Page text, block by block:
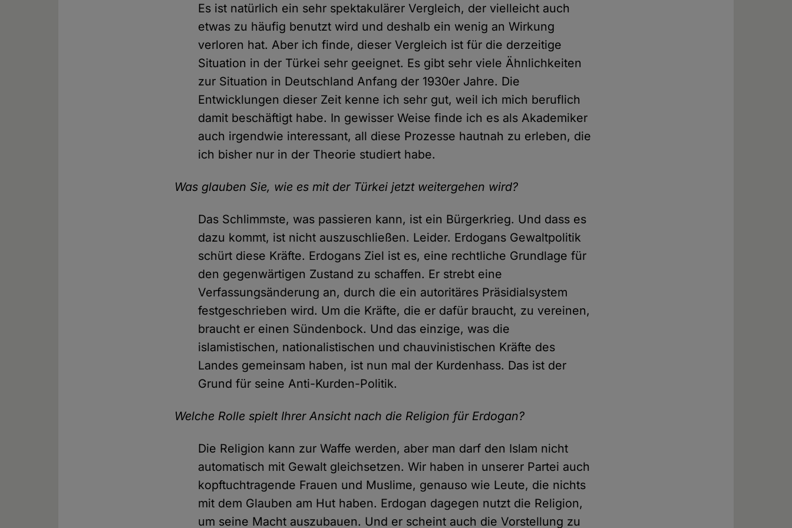
Es ist natürlich ein sehr spektakulärer Vergleich, der vielleicht auch
etwas zu häufig benutzt wird und deshalb ein wenig an Wirkung
verloren hat. Aber ich finde, dieser Vergleich ist für die derzeitige
Situation in der Türkei sehr geeignet. Es gibt sehr viele Ähnlichkeiten
zur Situation in Deutschland Anfang der 1930er Jahre. Die
Entwicklungen dieser Zeit kenne ich sehr gut, weil ich mich beruflich
damit beschäftigt habe. In gewisser Weise finde ich es als Akademiker
auch irgendwie interessant, all diese Prozesse hautnah zu erleben, die
ich bisher nur in der Theorie studiert habe.
Was glauben Sie, wie es mit der Türkei jetzt weitergehen wird?
Das Schlimmste, was passieren kann, ist ein Bürgerkrieg. Und dass es
dazu kommt, ist nicht auszuschließen. Leider. Erdogans Gewaltpolitik
schürt diese Kräfte. Erdogans Ziel ist es, eine rechtliche Grundlage für
den gegenwärtigen Zustand zu schaffen. Er strebt eine
Verfassungsänderung an, durch die ein autoritäres Präsidialsystem
festgeschrieben wird. Um die Kräfte, die er dafür braucht, zu vereinen,
braucht er einen Sündenbock. Und das einzige, was die
islamistischen, nationalistischen und chauvinistischen Kräfte des
Landes gemeinsam haben, ist nun mal der Kurdenhass. Das ist der
Grund für seine Anti-Kurden-Politik.
Welche Rolle spielt Ihrer Ansicht nach die Religion für Erdogan?
Die Religion kann zur Waffe werden, aber man darf den Islam nicht
automatisch mit Gewalt gleichsetzen. Wir haben in unserer Partei auch
kopftuchtragende Frauen und Muslime, genauso wie Leute, die nichts
mit dem Glauben am Hut haben. Erdogan dagegen nutzt die Religion,
um seine Macht auszubauen. Und er scheint auch die Vorstellung zu